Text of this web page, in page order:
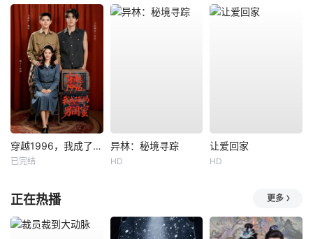
穿越1996，我成了我妈男闺蜜
已完结
异林：秘境寻踪
HD
让爱回家
HD
正在热播 更多